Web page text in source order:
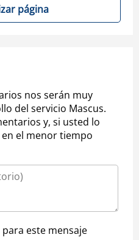
página
nos serán muy
del servicio Mascus.
y, si usted lo
el menor tiempo
este mensaje